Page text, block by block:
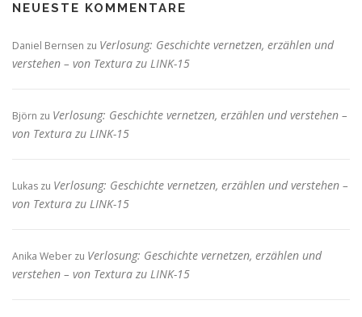
NEUESTE KOMMENTARE
Daniel Bernsen zu Verlosung: Geschichte vernetzen, erzählen und
verstehen – von Textura zu LINK-15
Björn zu Verlosung: Geschichte vernetzen, erzählen und verstehen –
von Textura zu LINK-15
Lukas zu Verlosung: Geschichte vernetzen, erzählen und verstehen –
von Textura zu LINK-15
Anika Weber zu Verlosung: Geschichte vernetzen, erzählen und
verstehen – von Textura zu LINK-15